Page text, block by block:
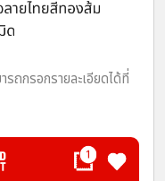
ถกรอกรายละเอียดได้ที่